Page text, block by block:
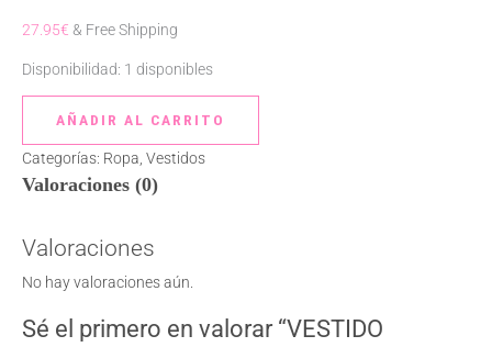
27.95€ & Free Shipping
Disponibilidad: 1 disponibles
AÑADIR AL CARRITO
Categorías: Ropa Vestidos
Valoraciones (0)
Valoraciones
No hay valoraciones aún.
Sé el primero en valorar “VESTIDO